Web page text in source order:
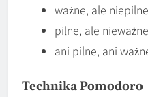
ważne, ale
pilne, ale
ani pilne, ani
Technika Pomodoro